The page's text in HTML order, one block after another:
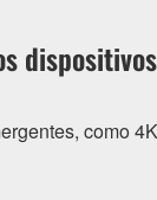
como